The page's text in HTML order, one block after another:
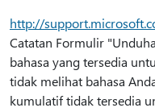
http://
Catatan Formulir
bahasa yang tersedia
tidak melihat bahasa
kumulatif tidak tersedia